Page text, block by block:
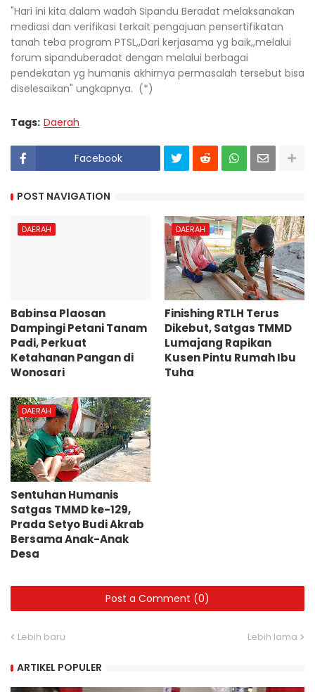
"Hari ini kita dalam wadah Sipandu Beradat melaksanakan
mediasi dan verifikasi terkait pengajuan pensertifikatan
tanah teba program PTSL,,Dari kerjasama yg baik,,melalui
forum sipanduberadat dengan melalui berbagai
pendekatan yg humanis akhirnya permasalah tersebut bisa
diselesaikan" ungkapnya. (*)
Tags: Daerah
Facebook
POST NAVIGATION
DAERAH
Babinsa Plaosan
Dampingi Petani Tanam
Padi, Perkuat
Ketahanan Pangan di
Wonosari
DAERAH
Finishing RTLH Terus
Dikebut, Satgas TMMD
Lumajang Rapikan
Kusen Pintu Rumah Ibu
Tuha
DAERAH
Sentuhan Humanis
Satgas TMMD ke-129,
Prada Setyo Budi Akrab
Bersama Anak-Anak
Desa
Post a Comment (0)
Lebih baru Lebih lama
ARTIKEL POPULER